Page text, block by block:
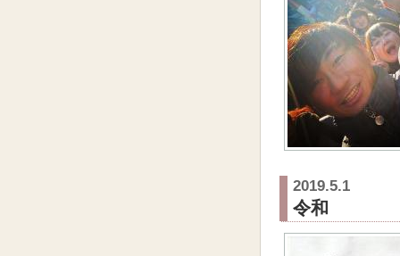
2019.5.1
令和